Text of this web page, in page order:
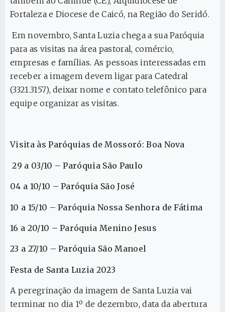
Fortaleza e Diocese de Caicó, na Região do Seridó.
Em novembro, Santa Luzia chega a sua Paróquia
para as visitas na área pastoral, comércio,
empresas e famílias. As pessoas interessadas em
receber a imagem devem ligar para Catedral
(3321.3157), deixar nome e contato telefônico para
equipe organizar as visitas.
Visita às Paróquias de Mossoró: Boa Nova
29 a 03/10 – Paróquia São Paulo
04 a 10/10 – Paróquia São José
10 a 15/10 – Paróquia Nossa Senhora de Fátima
16 a 20/10 – Paróquia Menino Jesus
23 a 27/10 – Paróquia São Manoel
Festa de Santa Luzia 2023
A peregrinação da imagem de Santa Luzia vai
terminar no dia 1º de dezembro, data da abertura